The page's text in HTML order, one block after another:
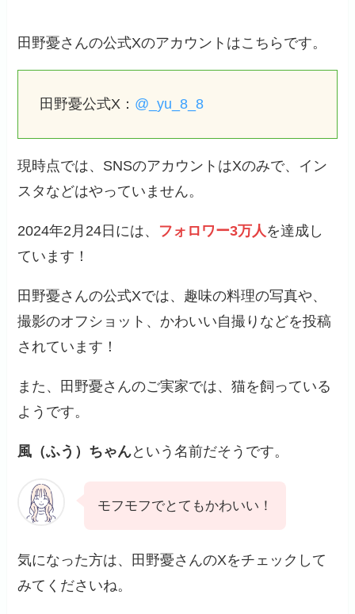
田野憂さんの公式Xのアカウントはこちらです。
田野憂公式X： @_yu_8_8
現時点では、SNSのアカウントはXのみで、イン
スタなどはやっていません。
2024年2月24日には、 フォロワー3万人を達成し
ています！
田野憂さんの公式Xでは、趣味の料理の写真や、
撮影のオフショット、かわいい自撮りなどを投稿
されています！
また、田野憂さんのご実家では、猫を飼っている
ようです。
風（ふう）ちゃんという名前だそうです。
モフモフでとてもかわいい！
気になった方は、田野憂さんのXをチェックして
みてくださいね。